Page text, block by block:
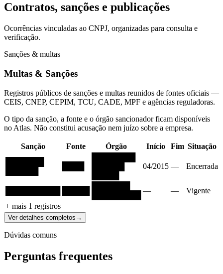
Contratos, sanções e publicações
Ocorrências vinculadas ao CNPJ, organizadas para consulta e
verificação.
Sanções & multas
Multas & Sanções
Registros públicos de sanções e multas reunidos de fontes oficiais —
CEIS, CNEP, CEPIM, TCU, CADE, MPF e agências reguladoras.
O tipo da sanção, a fonte e o órgão sancionador ficam disponíveis
no Atlas. Não constitui acusação nem juízo sobre a empresa.
Sanção Fonte Órgão Início Fim Situação
04/2015 — Encerrada
— —
Vigente
+ mais 1 registros
Ver detalhes completos →
Dúvidas comuns
Perguntas frequentes